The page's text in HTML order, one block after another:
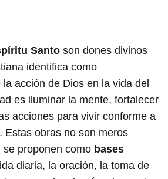
Santo son dones divinos
identifica como
acción de Dios en la vida del
es iluminar la mente, fortalecer
acciones para vivir conforme a
Estas obras no son meros
proponen como bases
diaria, la oración, la toma de